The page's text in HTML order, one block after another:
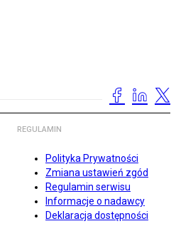
REGULAMIN
Polityka Prywatności
Zmiana ustawień zgód
Regulamin serwisu
Informacje o nadawcy
Deklaracja dostępności